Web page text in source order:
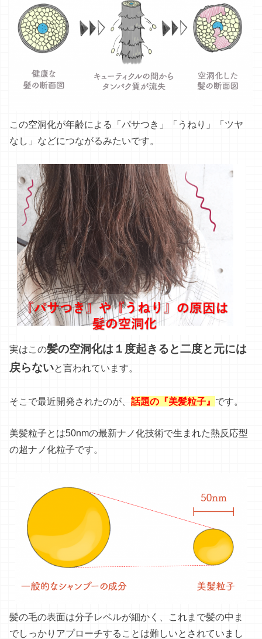
この空洞化が年齢による「パサつき」「うねり」「ツヤ
なし」などにつながるみたいです。
実はこの髪の空洞化は１度起きると二度と元には
戻らないと言われています。
そこで最近開発されたのが、話題の『美髪粒子』 です。
美髪粒子とは50nmの最新ナノ化技術で生まれた熱反応型
の超ナノ化粒子です。
髪の毛の表面は分子レベルが細かく、これまで髪の中ま
でしっかりアプローチすることは難しいとされていまし